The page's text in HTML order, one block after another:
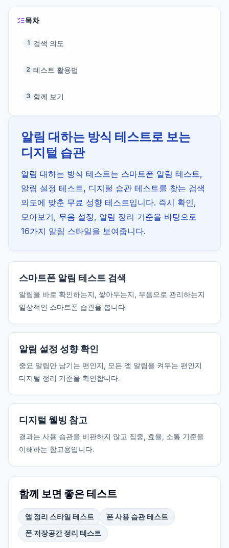
목차
1 검색 의도
2 테스트 활용법
3 함께 보기
알림 대하는 방식 테스트로 보는
디지털 습관
알림 대하는 방식 테스트는 스마트폰 알림 테스트,
알림 설정 테스트, 디지털 습관 테스트를 찾는 검색
의도에 맞춘 무료 성향 테스트입니다. 즉시 확인,
모아보기, 무음 설정, 알림 정리 기준을 바탕으로
16가지 알림 스타일을 보여줍니다.
스마트폰 알림 테스트 검색
알림을 바로 확인하는지, 쌓아두는지, 무음으로 관리하는지
일상적인 스마트폰 습관을 봅니다.
알림 설정 성향 확인
중요 알림만 남기는 편인지, 모든 앱 알림을 켜두는 편인지
디지털 정리 기준을 확인합니다.
디지털 웰빙 참고
결과는 사용 습관을 비판하지 않고 집중, 효율, 소통 기준을
이해하는 참고용입니다.
함께 보면 좋은 테스트
앱 정리 스타일 테스트
폰 사용 습관 테스트
폰 저장공간 정리 테스트